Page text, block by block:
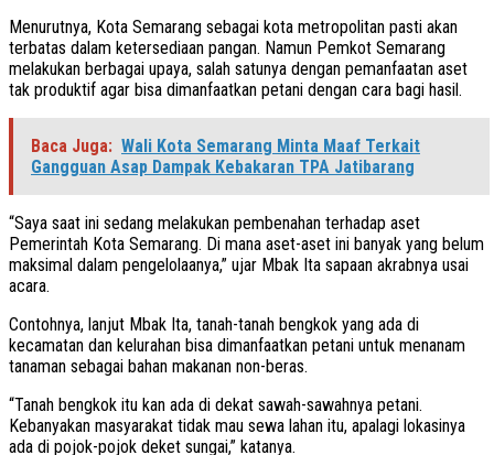
Menurutnya, Kota Semarang sebagai kota metropolitan pasti akan
terbatas dalam ketersediaan pangan. Namun Pemkot Semarang
melakukan berbagai upaya, salah satunya dengan pemanfaatan aset
tak produktif agar bisa dimanfaatkan petani dengan cara bagi hasil.
Baca Juga: Wali Kota Semarang Minta Maaf Terkait
Gangguan Asap Dampak Kebakaran TPA Jatibarang
“Saya saat ini sedang melakukan pembenahan terhadap aset
Pemerintah Kota Semarang. Di mana aset-aset ini banyak yang belum
maksimal dalam pengelolaanya,” ujar Mbak Ita sapaan akrabnya usai
acara.
Contohnya, lanjut Mbak Ita, tanah-tanah bengkok yang ada di
kecamatan dan kelurahan bisa dimanfaatkan petani untuk menanam
tanaman sebagai bahan makanan non-beras.
“Tanah bengkok itu kan ada di dekat sawah-sawahnya petani.
Kebanyakan masyarakat tidak mau sewa lahan itu, apalagi lokasinya
ada di pojok-pojok deket sungai,” katanya.